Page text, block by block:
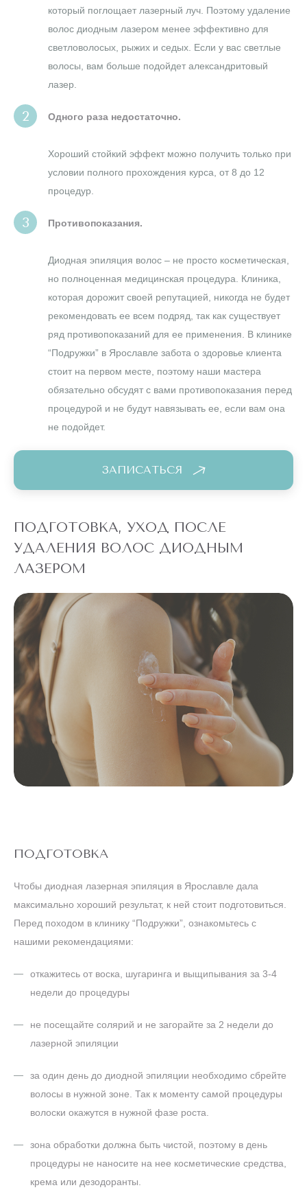
который поглощает лазерный луч. Поэтому удаление
волос диодным лазером менее эффективно для
светловолосых, рыжих и седых. Если у вас светлые
волосы, вам больше подойдет александритовый
лазер.
Одного раза недостаточно.
Хороший стойкий эффект можно получить только при
условии полного прохождения курса, от 8 до 12
процедур.
Противопоказания.
Диодная эпиляция волос – не просто косметическая,
но полноценная медицинская процедура. Клиника,
которая дорожит своей репутацией, никогда не будет
рекомендовать ее всем подряд, так как существует
ряд противопоказаний для ее применения. В клинике
“Подружки” в Ярославле забота о здоровье клиента
стоит на первом месте, поэтому наши мастера
обязательно обсудят с вами противопоказания перед
процедурой и не будут навязывать ее, если вам она
не подойдет.
ЗАПИСАТЬСЯ
ПОДГОТОВКА, УХОД ПОСЛЕ
УДАЛЕНИЯ ВОЛОС ДИОДНЫМ
ЛАЗЕРОМ
ПОДГОТОВКА
Чтобы диодная лазерная эпиляция в Ярославле дала
максимально хороший результат, к ней стоит подготовиться.
Перед походом в клинику “Подружки”, ознакомьтесь с
нашими рекомендациями:
откажитесь от воска, шугаринга и выщипывания за 3-4
недели до процедуры
не посещайте солярий и не загорайте за 2 недели до
лазерной эпиляции
за один день до диодной эпиляции необходимо сбрейте
волосы в нужной зоне. Так к моменту самой процедуры
волоски окажутся в нужной фазе роста.
зона обработки должна быть чистой, поэтому в день
процедуры не наносите на нее косметические средства,
крема или дезодоранты.